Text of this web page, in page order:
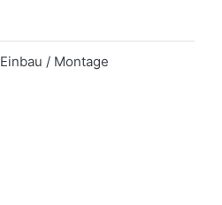
Einbau / Montage